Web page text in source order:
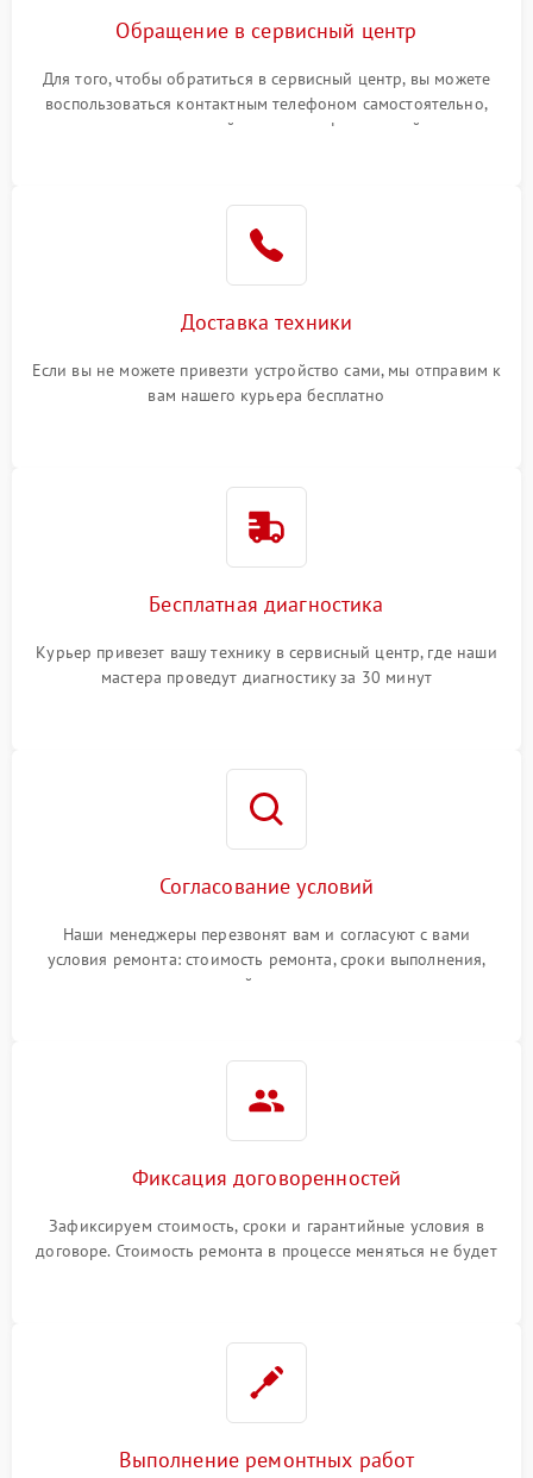
Обращение в сервисный центр
Для того, чтобы обратиться в сервисный центр, вы можете
воспользоваться контактным телефоном самостоятельно,
или оставить свой номер телефона на сайте
Доставка техники
Если вы не можете привезти устройство сами, мы отправим к
вам нашего курьера бесплатно
Бесплатная диагностика
Курьер привезет вашу технику в сервисный центр, где наши
мастера проведут диагностику за 30 минут
Согласование условий
Наши менеджеры перезвонят вам и согласуют с вами
условия ремонта: стоимость ремонта, сроки выполнения,
гарантийные условия
Фиксация договоренностей
Зафиксируем стоимость, сроки и гарантийные условия в
договоре. Стоимость ремонта в процессе меняться не будет
Выполнение ремонтных работ